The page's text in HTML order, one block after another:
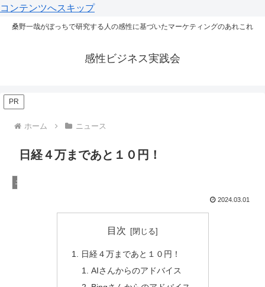
コンテンツへスキップ
桑野一哉がぼっちで研究する人の感性に基づいたマーケティングのあれこれ
感性ビジネス実践会
PR
ホーム ニュース
日経４万まであと１０円！
ニュース
2024.03.01
目次
日経４万まであと１０円！
AIさんからのアドバイス